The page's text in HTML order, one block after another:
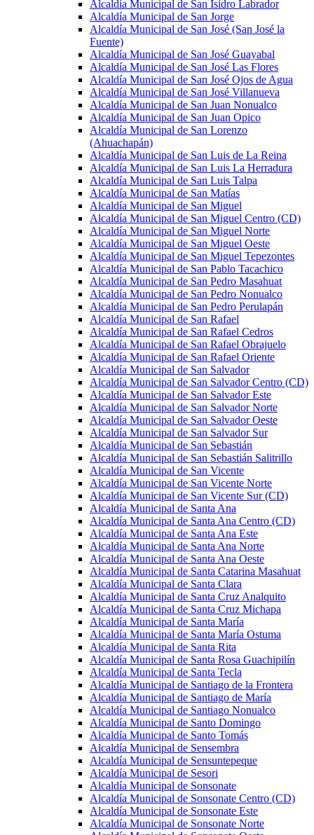
Alcaldía Municipal de San Isidro Labrador
Alcaldía Municipal de San Jorge
Alcaldía Municipal de San José (San José la
Fuente)
Alcaldía Municipal de San José Guayabal
Alcaldía Municipal de San José Las Flores
Alcaldía Municipal de San José Ojos de Agua
Alcaldía Municipal de San José Villanueva
Alcaldía Municipal de San Juan Nonualco
Alcaldía Municipal de San Juan Opico
Alcaldía Municipal de San Lorenzo
(Ahuachapán)
Alcaldía Municipal de San Luis de La Reina
Alcaldía Municipal de San Luis La Herradura
Alcaldía Municipal de San Luis Talpa
Alcaldía Municipal de San Matías
Alcaldía Municipal de San Miguel
Alcaldía Municipal de San Miguel Centro (CD)
Alcaldía Municipal de San Miguel Norte
Alcaldía Municipal de San Miguel Oeste
Alcaldía Municipal de San Miguel Tepezontes
Alcaldía Municipal de San Pablo Tacachico
Alcaldía Municipal de San Pedro Masahuat
Alcaldía Municipal de San Pedro Nonualco
Alcaldía Municipal de San Pedro Perulapán
Alcaldía Municipal de San Rafael
Alcaldía Municipal de San Rafael Cedros
Alcaldía Municipal de San Rafael Obrajuelo
Alcaldía Municipal de San Rafael Oriente
Alcaldía Municipal de San Salvador
Alcaldía Municipal de San Salvador Centro (CD)
Alcaldía Municipal de San Salvador Este
Alcaldía Municipal de San Salvador Norte
Alcaldía Municipal de San Salvador Oeste
Alcaldía Municipal de San Salvador Sur
Alcaldía Municipal de San Sebastián
Alcaldía Municipal de San Sebastián Salitrillo
Alcaldía Municipal de San Vicente
Alcaldía Municipal de San Vicente Norte
Alcaldía Municipal de San Vicente Sur (CD)
Alcaldía Municipal de Santa Ana
Alcaldía Municipal de Santa Ana Centro (CD)
Alcaldía Municipal de Santa Ana Este
Alcaldía Municipal de Santa Ana Norte
Alcaldía Municipal de Santa Ana Oeste
Alcaldía Municipal de Santa Catarina Masahuat
Alcaldía Municipal de Santa Clara
Alcaldía Municipal de Santa Cruz Analquito
Alcaldía Municipal de Santa Cruz Michapa
Alcaldía Municipal de Santa María
Alcaldía Municipal de Santa María Ostuma
Alcaldía Municipal de Santa Rita
Alcaldía Municipal de Santa Rosa Guachipilín
Alcaldía Municipal de Santa Tecla
Alcaldía Municipal de Santiago de la Frontera
Alcaldía Municipal de Santiago de María
Alcaldía Municipal de Santiago Nonualco
Alcaldía Municipal de Santo Domingo
Alcaldía Municipal de Santo Tomás
Alcaldía Municipal de Sensembra
Alcaldía Municipal de Sensuntepeque
Alcaldía Municipal de Sesori
Alcaldía Municipal de Sonsonate
Alcaldía Municipal de Sonsonate Centro (CD)
Alcaldía Municipal de Sonsonate Este
Alcaldía Municipal de Sonsonate Norte